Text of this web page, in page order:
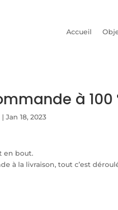
Accueil
à 100
|Jan 18, 2023
en bout.
à la livraison, tout c’est